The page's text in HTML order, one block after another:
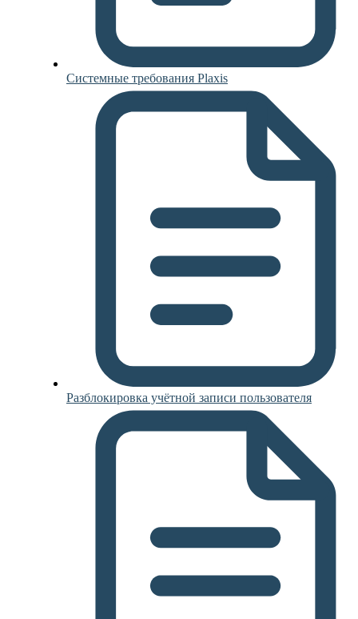
Системные требования Plaxis
Разблокировка учётной записи пользователя